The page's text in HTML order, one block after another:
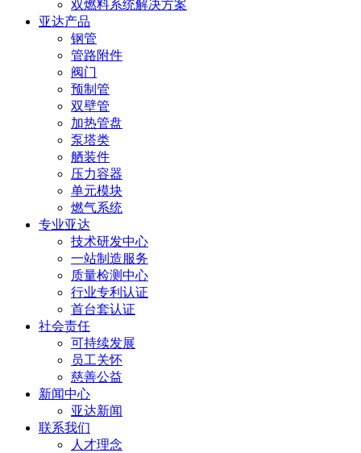
双燃料系统解决方案
亚达产品
钢管
管路附件
阀门
预制管
双壁管
加热管盘
泵塔类
舾装件
压力容器
单元模块
燃气系统
专业亚达
技术研发中心
一站制造服务
质量检测中心
行业专利认证
首台套认证
社会责任
可持续发展
员工关怀
慈善公益
新闻中心
亚达新闻
联系我们
人才理念